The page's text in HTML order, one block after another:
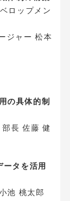
ロップメン
ジャー 松本
の具体的制
長 佐藤 健
タを活用
池 桃太郎